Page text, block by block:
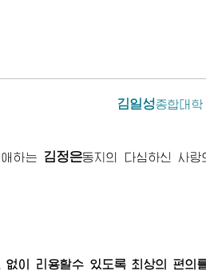
김일성종합대학
애하는 김정은동지 의 다심하신 사랑
없이 리용할수 있도록 최상의 편의